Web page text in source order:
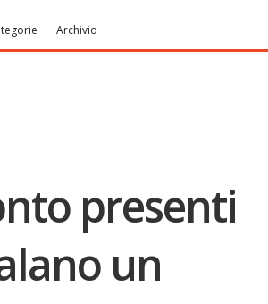
Archivio
presenti
un